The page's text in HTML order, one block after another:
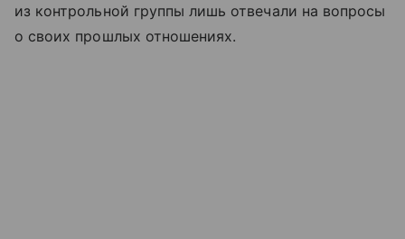
из контрольной группы лишь отвечали на вопросы
о своих прошлых отношениях.